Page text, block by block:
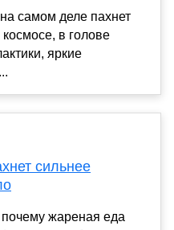
самом деле пахнет
в голове
яркие
сильнее
жареная еда